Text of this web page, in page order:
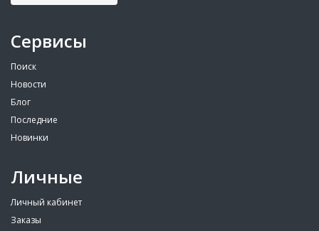
Сервисы
Поиск
Новости
Блог
Последние
Новинки
Личные
Личный кабинет
Заказы